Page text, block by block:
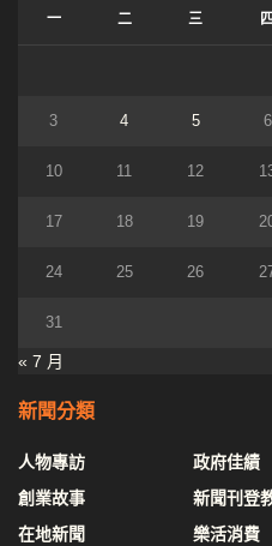
一 二 三 四
3 4 5 6
10 11 12
17 18 19
24 25 26
31
« 7 月
新聞分類
人物專訪
創業故事
在地新聞
政府佳績
新聞刊登
樂活消費